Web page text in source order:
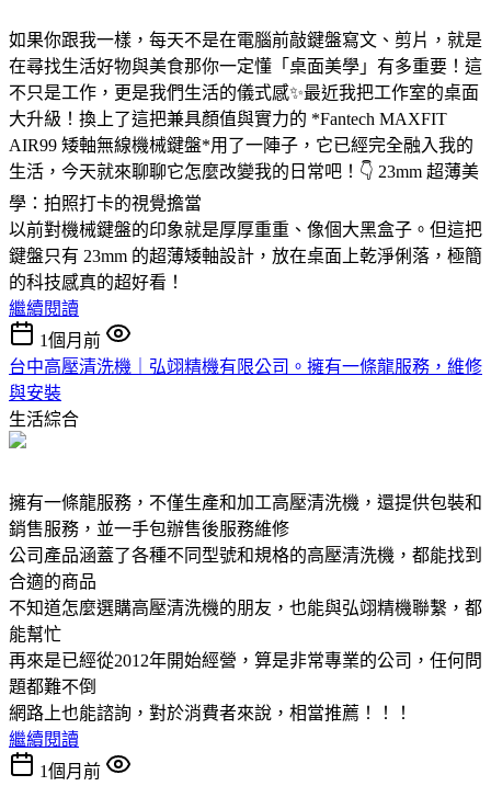
如果你跟我一樣，每天不是在電腦前敲鍵盤寫文、剪片，就是
在尋找生活好物與美食那你一定懂「桌面美學」有多重要！這
不只是工作，更是我們生活的儀式感✨最近我把工作室的桌面
大升級！換上了這把兼具顏值與實力的 *Fantech MAXFIT
AIR99 矮軸無線機械鍵盤*用了一陣子，它已經完全融入我的
生活，今天就來聊聊它怎麼改變我的日常吧！👇 23mm 超薄美
學：拍照打卡的視覺擔當
以前對機械鍵盤的印象就是厚厚重重、像個大黑盒子。但這把
鍵盤只有 23mm 的超薄矮軸設計，放在桌面上乾淨俐落，極簡
的科技感真的超好看！
繼續閱讀
1個月前
台中高壓清洗機｜弘翊精機有限公司。擁有一條龍服務，維修
與安裝
生活綜合
擁有一條龍服務，不僅生產和加工高壓清洗機，還提供包裝和
銷售服務，並一手包辦售後服務維修
公司產品涵蓋了各種不同型號和規格的高壓清洗機，都能找到
合適的商品
不知道怎麼選購高壓清洗機的朋友，也能與弘翊精機聯繫，都
能幫忙
再來是已經從2012年開始經營，算是非常專業的公司，任何問
題都難不倒
網路上也能諮詢，對於消費者來說，相當推薦！！！
繼續閱讀
1個月前